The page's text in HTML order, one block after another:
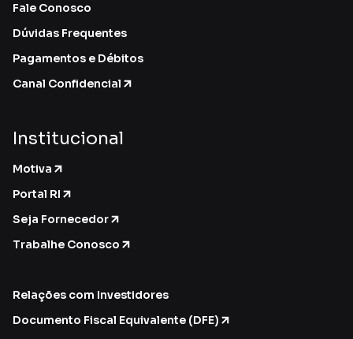
Fale Conosco
Dúvidas Frequentes
Pagamentos e Débitos
Canal Confidencial
Institucional
Motiva
Portal RI
Seja Fornecedor
Trabalhe Conosco
Relações com Investidores
Documento Fiscal Equivalente (DFE)